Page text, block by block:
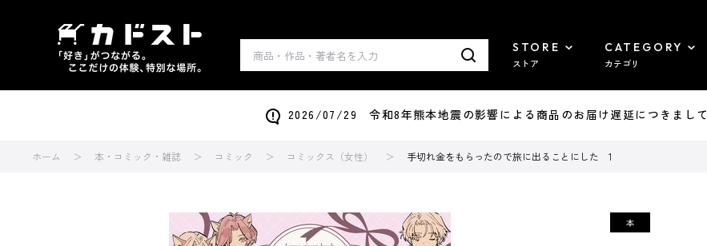
STORE
ストア
CATEGORY
カテゴリ
2026/07/29 令和8年熊本地震の影響による商品のお届け遅延につきまして
ホーム 本・コミック・雑誌 コミック コミックス（女性） 手切れ金をもらったので旅に出ることにした 1